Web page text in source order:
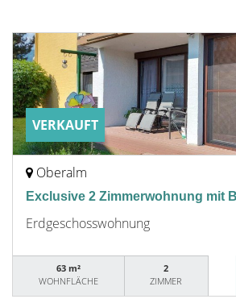
VERKAUFT
Oberalm
Exclusive 2 Zimmerwohnung mit
Erdgeschosswohnung
63 m²
WOHNFLÄCHE
2
ZIMMER